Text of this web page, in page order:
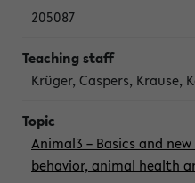
205087
Krüger, Caspers, Krause,
Animal3 – Basics and
behavior, animal health